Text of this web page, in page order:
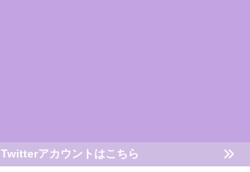
Twitterアカウントはこちら